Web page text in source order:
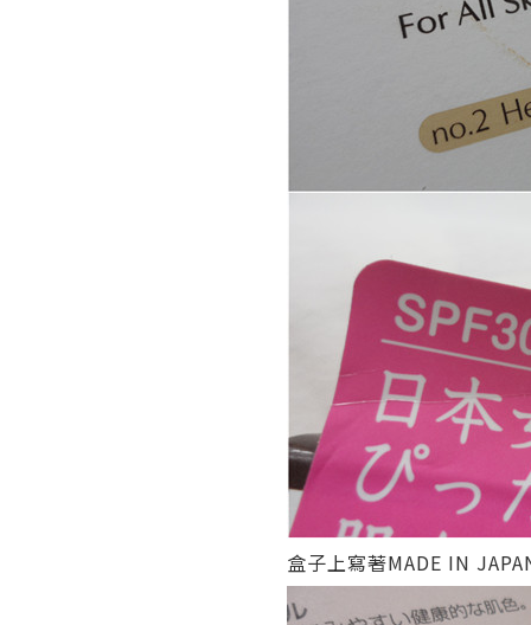
盒子上寫著MADE IN